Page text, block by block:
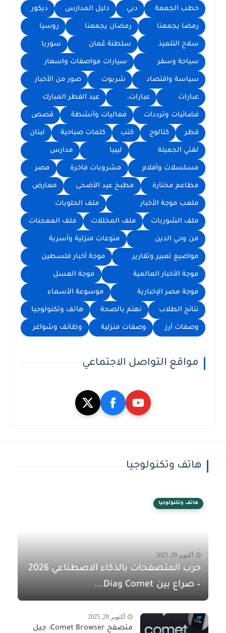
خطب الجمعة دبي دليل المدارس ديكور
رمضا يجمعنا رمضان يجمعنا روسيا
سلاح التلميذ سلطنة عُمان سوريا
سياحة وسفر سيارات مواصفات واسعار
سياسة واقتصاد شربوت صور من الأخبار
عبارات عبارات، عيد الفطر المبارك
فضائيات وترددات فعاليات وأنشطة قصص
قطر كتالوج كتب كلمات صباحية لبنان
لغتي الجميلة ليبيا مدارس
مسلسلات وأفلام مشروبات فاخرة مصر
مطاعم مختارة مطبخ عيد الأضحى معارض
ملعب موجة الأخبار ملف الحلويات
ملف الشوربات ملف المخللات ملف المعجنات
من وحي الدين منوعات منزلية وأسرية
مواضيع تعبير وتقارير موجة أخبار فلسطين
موجة الأخبار العالمية موجة العسل
موجة مصر الإخبارية موسوعة الأسماء
نتائج الطلاب نهتم بالصحة هاتف وتكنولوجيا
وصفات أرز وصفات منزلية وظائف وشواغر
مواقع التواصل الاجتماعي
هاتف وتكنولوجيا
هاتف وتكنولوجيا
أكتوبر 29, 2025
حرب المتصفحات بالذكاء الاصطناعي 2026
– صراع بين Comet وDia...
أكتوبر 29, 2025
متصفح Comet Browser: جيل